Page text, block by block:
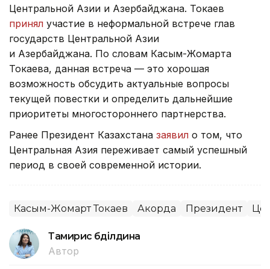
Центральной Азии и Азербайджана. Токаев
принял участие в неформальной встрече глав
государств Центральной Азии
и Азербайджана. По словам Касым-Жомарта
Токаева, данная встреча — это хорошая
возможность обсудить актуальные вопросы
текущей повестки и определить дальнейшие
приоритеты многостороннего партнерства.
Ранее Президент Казахстана заявил о том, что
Центральная Азия переживает самый успешный
период в своей современной истории.
Касым-Жомарт Токаев Акорда Президент
Тамирис Әбділдина
Автор